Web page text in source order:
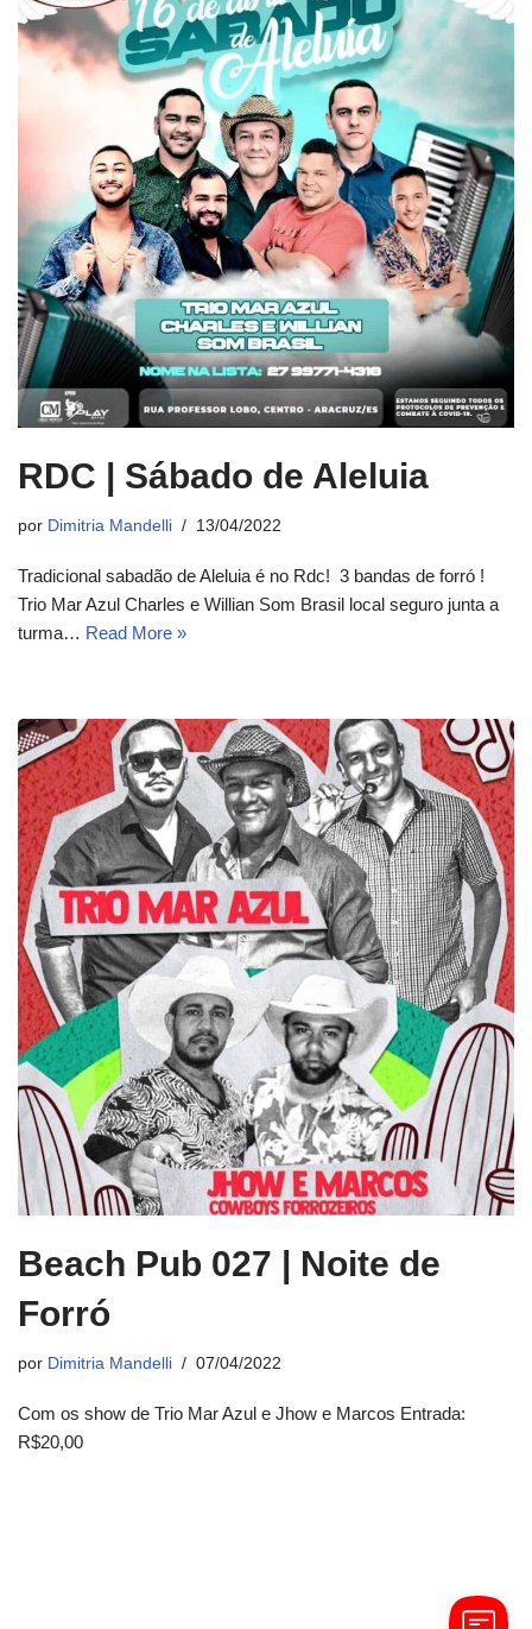
RDC | Sábado de Aleluia
por Dimitria Mandelli 13/04/2022
Tradicional sabadão de Aleluia é no Rdc! 3 bandas de forró !
Trio Mar Azul Charles e Willian Som Brasil local seguro junta a
turma… Read More »
Beach Pub 027 | Noite de
Forró
por Dimitria Mandelli 07/04/2022
Com os show de Trio Mar Azul e Jhow e Marcos Entrada:
R$20,00